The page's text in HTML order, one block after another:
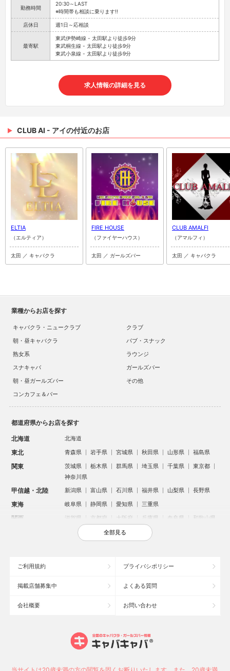
勤務時間
20:30～LAST
※時間帯も相談に乗ります!!
店休日 週1日～応相談
最寄駅
東武伊勢崎線 - 太田駅より徒歩9分
東武桐生線 - 太田駅より徒歩9分
東武小泉線 - 太田駅より徒歩9分
求人情報の詳細を見る
CLUB AI - アイの付近のお店
ELTIA
（エルティア）
太田 ／ キャバクラ
FIRE HOUSE
（ファイヤーハウス）
太田 ／ ガールズバー
CLUB AMALFI
（アマルフィ）
太田 ／ キャバクラ
業種からお店を探す
キャバクラ・ニュークラブ
クラブ
朝・昼キャバクラ
パブ・スナック
熟女系
ラウンジ
スナキャバ
ガールズバー
朝・昼ガールズバー
その他
コンカフェ＆バー
都道府県からお店を探す
北海道 北海道
東北 青森県 岩手県 宮城県 秋田県 山形県 福島県
関東 茨城県 栃木県 群馬県 埼玉県 千葉県
東京都
神奈川県
甲信越・北陸 新潟県 富山県 石川県 福井県 山梨県 長野県
東海 岐阜県 静岡県 愛知県 三重県
関西 滋賀県 京都府 大阪府 兵庫県 奈良県 和歌山県
鳥取県 島根県 岡山県 広島県
沖縄県
大宮のキャバクラ
新潟市のキャバクラ
高崎市のキャバクラ
全部見る
ご利用規約 プライバシポリシー
掲載店舗募集中 よくある質問
会社概要 お問い合わせ